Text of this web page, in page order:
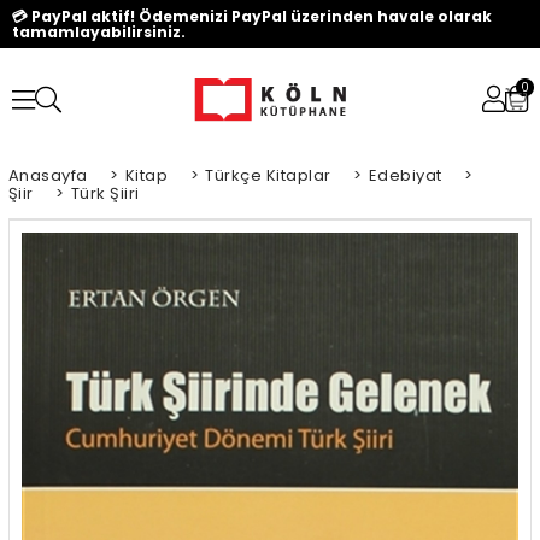
💳 PayPal aktif! Ödemenizi PayPal üzerinden havale olarak
tamamlayabilirsiniz.
0
Anasayfa > Kitap > Türkçe Kitaplar > Edebiyat >
Şiir > Türk Şiiri